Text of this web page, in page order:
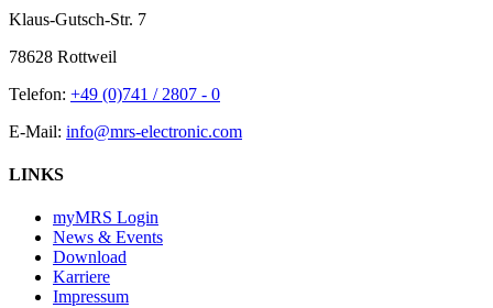
Klaus-Gutsch-Str. 7
78628 Rottweil
Telefon: +49 (0)741 / 2807 - 0
E-Mail: info@mrs-electronic.com
LINKS
myMRS Login
News & Events
Download
Karriere
Impressum